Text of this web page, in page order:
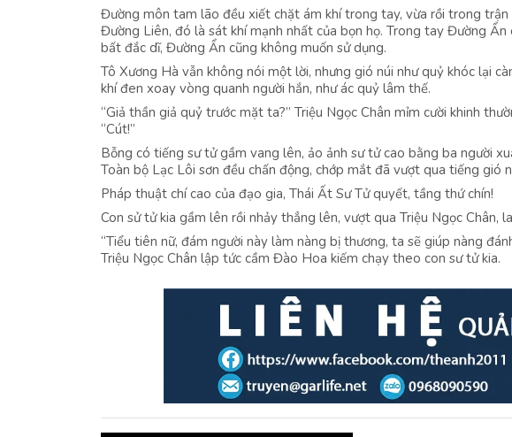
Đường môn tam lão đều xiết chặt ám khí trong tay, vừa rồi trong
Đường Liên, đó là sát khí mạnh nhất của bọn họ. Trong tay Đường
bất đắc dĩ, Đường Ẩn cũng không muốn sử dụng.
Tô Xương Hà vẫn không nói một lời, nhưng gió núi như quỷ khóc lại
khí đen xoay vòng quanh người hắn, như ác quỷ lâm thế.
“Giả thần giả quỷ trước mặt ta?” Triệu Ngọc Chân mỉm cười khinh
“Cút!”
Bỗng có tiếng sư tử gầm vang lên, ảo ảnh sư tử cao bằng ba người
Toàn bộ Lạc Lôi sơn đều chấn động, chớp mắt đã vượt qua tiếng gió
Pháp thuật chí cao của đạo gia, Thái Ất Sư Tử quyết, tầng thứ chín!
Con sử tử kia gầm lên rồi nhảy thẳng lên, vượt qua Triệu Ngọc Chân,
“Tiểu tiên nữ, đám người này làm nàng bị thương, ta sẽ giúp nàng
Triệu Ngọc Chân lập tức cầm Đào Hoa kiếm chạy theo con sư tử kia.